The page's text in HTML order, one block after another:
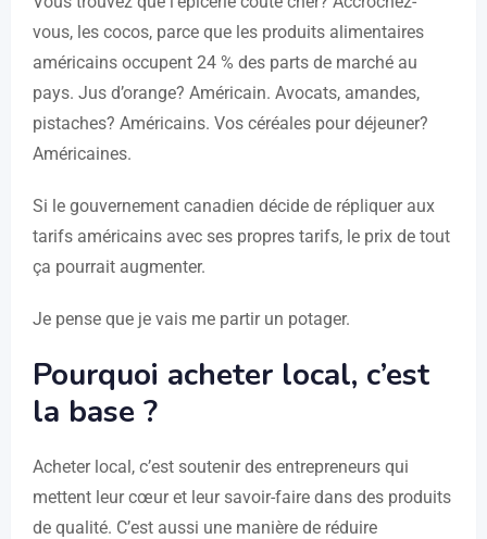
vous, les cocos, parce que les produits alimentaires
américains occupent 24 % des parts de marché au
pays. Jus d’orange? Américain. Avocats, amandes,
pistaches? Américains. Vos céréales pour déjeuner?
Américaines.
Si le gouvernement canadien décide de répliquer aux
tarifs américains avec ses propres tarifs, le prix de tout
ça pourrait augmenter.
Je pense que je vais me partir un potager.
Pourquoi acheter local, c’est
la base ?
Acheter local, c’est soutenir des entrepreneurs qui
mettent leur cœur et leur savoir-faire dans des produits
de qualité. C’est aussi une manière de réduire